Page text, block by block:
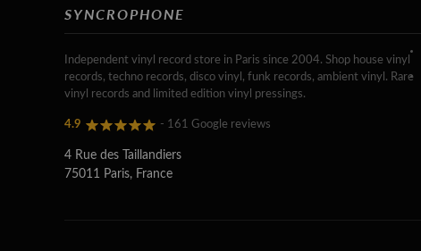
SYNCROPHONE
Independent vinyl record store in Paris since 2004. Shop house vinyl
records, techno records, disco vinyl, funk records, ambient vinyl. Rare
vinyl records and limited edition vinyl pressings.
4.9 - 161 Google reviews
4 Rue des Taillandiers
75011 Paris, France